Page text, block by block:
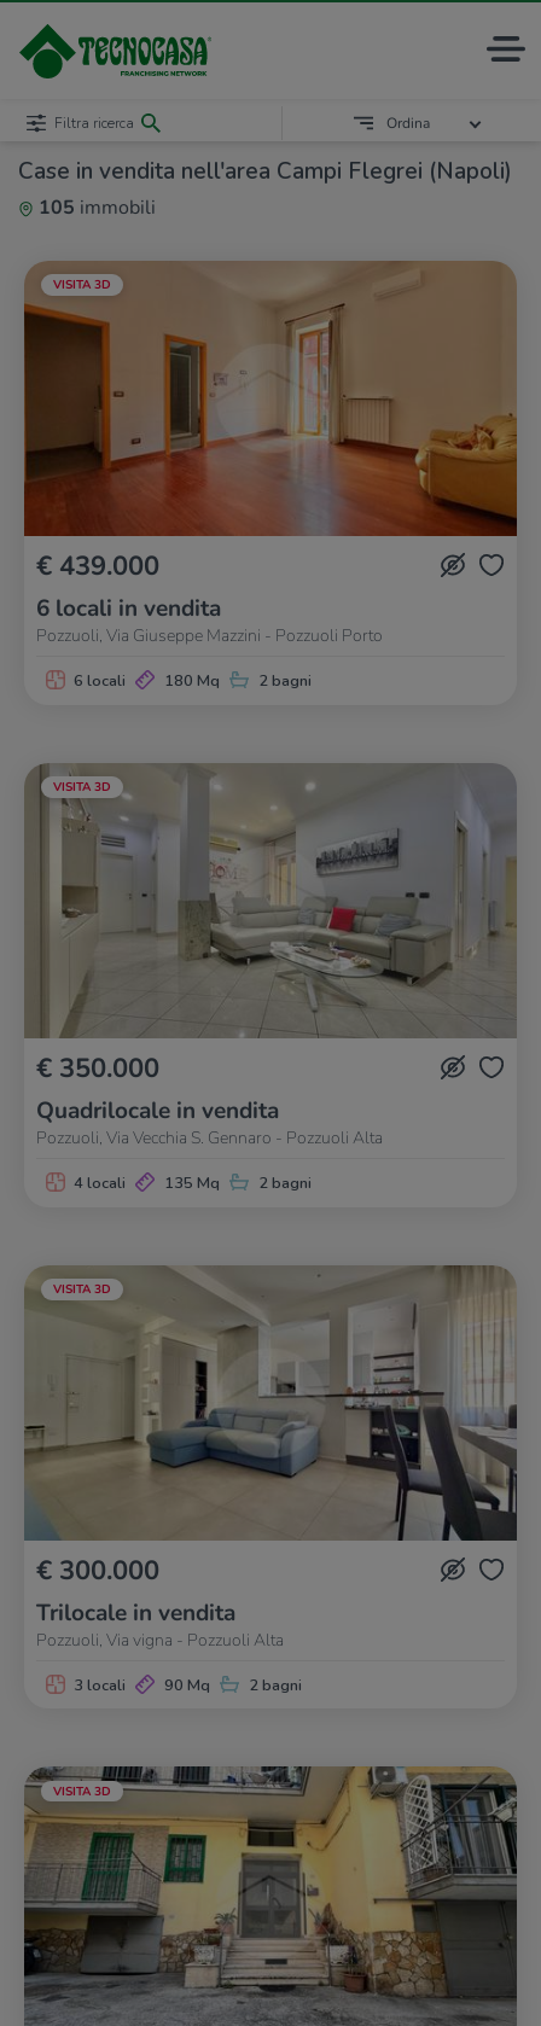
Case in vendita nell'area Campi Flegrei (Napoli)
105 immobili
Filtra ricerca Ordina
VISITA 3D
€ 439.000
6 locali in vendita
Pozzuoli, Via Giuseppe Mazzini - Pozzuoli Porto
6 locali 180 Mq 2 bagni
VISITA 3D
€ 350.000
Quadrilocale in vendita
Pozzuoli, Via Vecchia S. Gennaro - Pozzuoli Alta
4 locali 135 Mq 2 bagni
VISITA 3D
€ 300.000
Trilocale in vendita
Pozzuoli, Via vigna - Pozzuoli Alta
3 locali 90 Mq 2 bagni
VISITA 3D